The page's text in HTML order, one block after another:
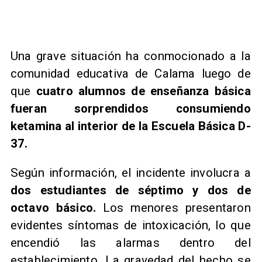
​Una grave situación ha conmocionado a la
comunidad educativa de Calama luego de
que cuatro alumnos de enseñanza básica
fueran sorprendidos consumiendo
ketamina al interior de la Escuela Básica D-
37.
Según información, el incidente involucra a
dos estudiantes de séptimo y dos de
octavo básico. Los menores presentaron
evidentes síntomas de intoxicación, lo que
encendió las alarmas dentro del